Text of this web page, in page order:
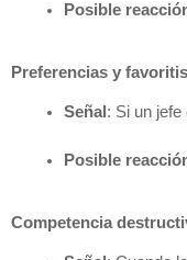
Posible
Preferencias y
Señal : Si un
Posible
Competencia